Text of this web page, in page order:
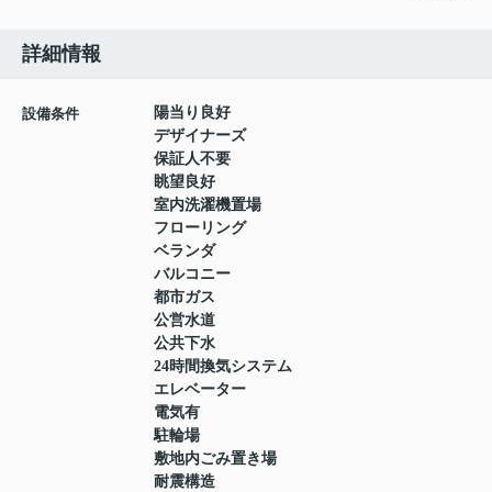
詳細情報
設備条件
陽当り良好
デザイナーズ
保証人不要
眺望良好
室内洗濯機置場
フローリング
ベランダ
バルコニー
都市ガス
公営水道
公共下水
24時間換気システム
エレベーター
電気有
駐輪場
敷地内ごみ置き場
耐震構造